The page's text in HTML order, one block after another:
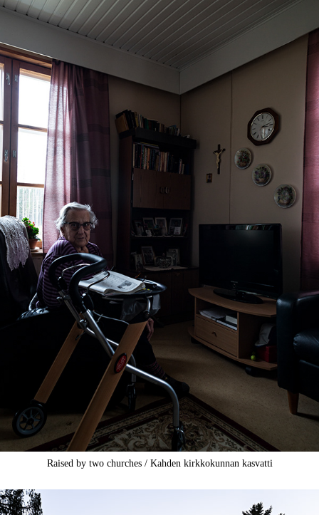
Raised by two churches / Kahden kirkkokunnan kasvatti